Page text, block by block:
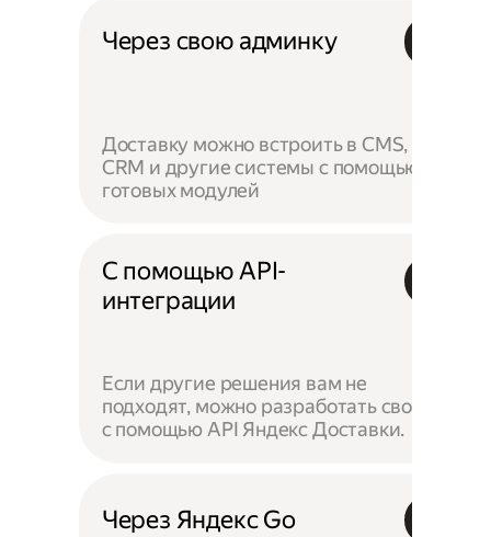
Через свою админку
Доставку можно встроить в CMS,
CRM и другие системы с помощью
готовых модулей
С помощью API-
интеграции
Если другие решения вам не
подходят, можно разработать своё —
с помощью API Яндекс Доставки.
Через Яндекс Go